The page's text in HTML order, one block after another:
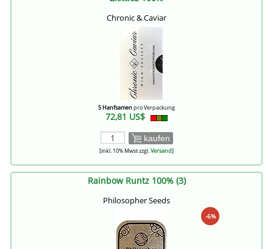
Chronic & Caviar
5 Hanfsamenpro Verpackung
72,81 US$
kaufen
[inkl. 10% Mwst zzgl.Versand]
Rainbow Runtz 100% (3)
Philosopher Seeds
-6%